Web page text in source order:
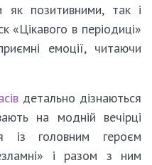
позитивними, так і
«Цікавого в періодиці»
емоції, читаючи
детально дізнаються
на модній вечірці
із головним героєм
і разом з ним